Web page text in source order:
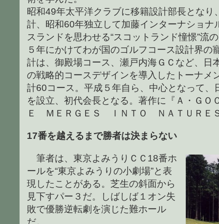
昭和49年太平洋クラブに移籍設計部長となり
計、昭和60年独立して加藤インターナショナ
スランドを思わせる“スコットランド憧憬”流
５年にかけてわが国のゴルフコース設計界の
計は、御殿場コース、瀬戸内海ＧＣなど、日
の戦略的コースデザインを導入したトーナメ
計60コース。平成５年自ら、中心となって、
を設立、初代会長となる。著作に『Ａ・Ｇ
Ｅ ＭＥＲＧＥＳ ＩＮＴＯ ＮＡＴＵＲＥ
17番を越えるまで勝者は決まらない
筆者は、東京よみうりＣＣ18番ホ
ールを“東京よみうりの小劇場”と表
現したことがある。芝生の斜面から
見下すパー３だ。しばしば１オン失
敗で優勝逆転劇を演じた難ホール
だ。